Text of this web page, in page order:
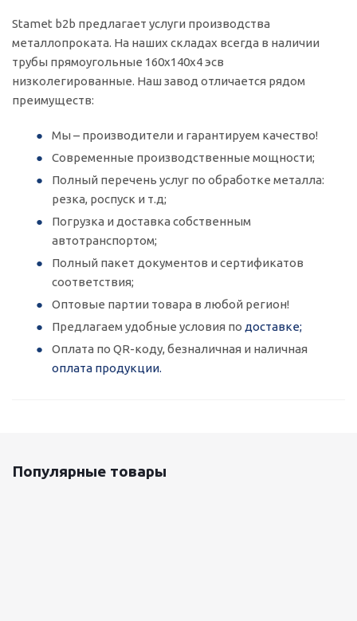
Stamet b2b предлагает услуги производства
металлопроката. На наших складах всегда в наличии
трубы прямоугольные 160x140x4 эсв
низколегированные. Наш завод отличается рядом
преимуществ:
Мы – производители и гарантируем качество!
Современные производственные мощности;
Полный перечень услуг по обработке металла:
резка, роспуск и т.д;
Погрузка и доставка собственным
автотранспортом;
Полный пакет документов и сертификатов
соответствия;
Оптовые партии товара в любой регион!
Предлагаем удобные условия по доставке;
Оплата по QR-коду, безналичная и наличная
оплата продукции.
Популярные товары